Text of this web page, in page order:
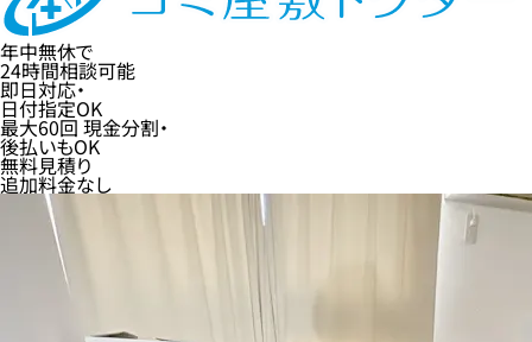
年中無休で
24時間相談可能
即日対応・
日付指定OK
最大60回 現金分割・
後払いもOK
無料見積り
追加料金なし